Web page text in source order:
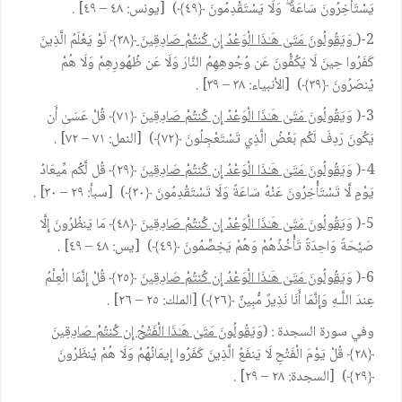
يَسْتَأْخِرُونَ سَاعَةً ۖ وَلَا يَسْتَقْدِمُونَ ﴿٤٩﴾) [يونس: ٤٨ – ٤٩] .
2-( وَيَقُولُونَ مَتَىٰ هَـٰذَا الْوَعْدُ إِن كُنتُمْ صَادِقِينَ
﴿٣٨﴾ لَوْ يَعْلَمُ الَّذِينَ
كَفَرُوا حِينَ لَا يَكُفُّونَ عَن وُجُوهِهِمُ النَّارَ وَلَا عَن ظُهُورِهِمْ وَلَا هُمْ
يُنصَرُونَ ﴿٣٩﴾) [الأنبياء: ٣٨ – ٣٩] .
3-(
وَيَقُولُونَ مَتَىٰ هَـٰذَا الْوَعْدُ إِن كُنتُمْ صَادِقِينَ
﴿٧١﴾ قُلْ عَسَىٰ أَن
يَكُونَ رَدِفَ لَكُم بَعْضُ الَّذِي تَسْتَعْجِلُونَ ﴿٧٢﴾) [النمل: ٧١ – ٧٢] .
4-(
وَيَقُولُونَ مَتَىٰ هَـٰذَا الْوَعْدُ إِن كُنتُمْ صَادِقِينَ
﴿٢٩﴾ قُل لَّكُم مِّيعَادُ
يَوْمٍ لَّا تَسْتَأْخِرُونَ عَنْهُ سَاعَةً وَلَا تَسْتَقْدِمُونَ ﴿٣٠﴾) [سبأ: ٢٩ – ٣٠] .
5-(
وَيَقُولُونَ مَتَىٰ هَـٰذَا الْوَعْدُ إِن كُنتُمْ صَادِقِينَ
﴿٤٨﴾ مَا يَنظُرُونَ إِلَّا
صَيْحَةً وَاحِدَةً تَأْخُذُهُمْ وَهُمْ يَخِصِّمُونَ ﴿٤٩﴾) [يس: ٤٨ – ٤٩] .
6-(
وَيَقُولُونَ مَتَىٰ هَـٰذَا الْوَعْدُ إِن كُنتُمْ صَادِقِينَ
﴿٢٥﴾ قُلْ إِنَّمَا الْعِلْمُ
عِندَ اللَّـهِ وَإِنَّمَا أَنَا نَذِيرٌ مُّبِينٌ ﴿٢٦﴾) [الملك: ٢٥ – ٢٦] .
وفي سورة السجدة : (وَيَقُولُونَ مَتَىٰ هَـٰذَا الْفَتْحُ إِن كُنتُمْ صَادِقِينَ
﴿٢٨﴾ قُلْ يَوْمَ الْفَتْحِ لَا يَنفَعُ الَّذِينَ كَفَرُوا إِيمَانُهُمْ وَلَا هُمْ يُنظَرُونَ
﴿٢٩﴾) [السجدة: ٢٨ – ٢٩] .